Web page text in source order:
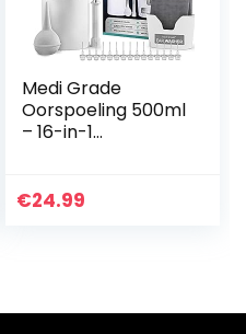
Medi Grade
Oorspoeling 500ml
– 16-in-1
Verwijderen van
€24.99